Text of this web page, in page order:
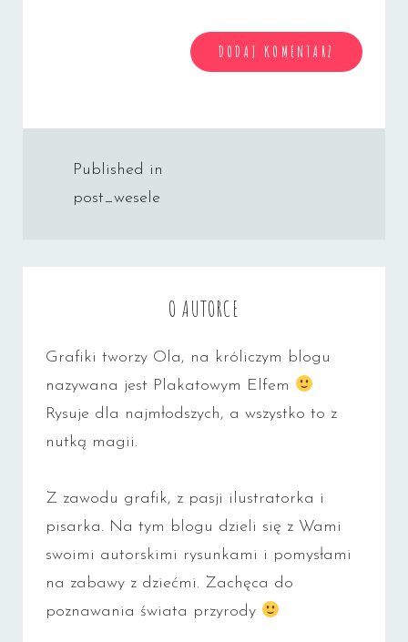
Nawigacja
wpisu
Published in
post_wesele
O AUTORCE
Grafiki tworzy Ola, na króliczym blogu
nazywana jest Plakatowym Elfem
Rysuje dla najmłodszych, a wszystko to z
nutką magii.
Z zawodu grafik, z pasji ilustratorka i
pisarka. Na tym blogu dzieli się z Wami
swoimi autorskimi rysunkami i pomysłami
na zabawy z dziećmi. Zachęca do
poznawania świata przyrody